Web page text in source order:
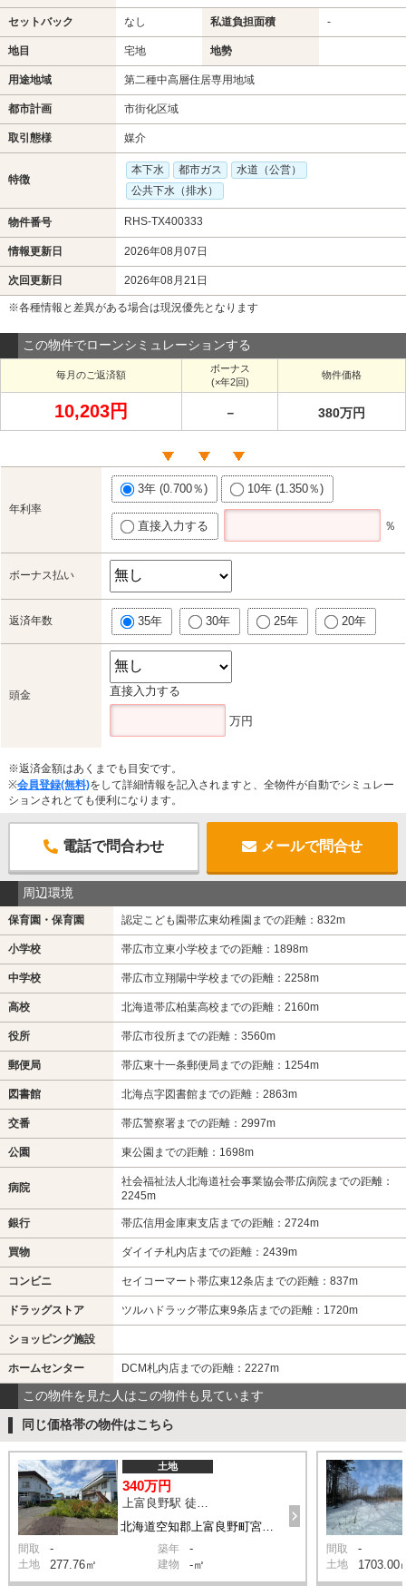
セットバック なし 私道負担面積 -
地目 宅地 地勢
用途地域 第二種中高層住居専用地域
都市計画 市街化区域
取引態様 媒介
特徴
本下水 都市ガス
水道（公営）
公共下水（排水）
物件番号 RHS-TX400333
情報更新日 2026年08月07日
次回更新日 2026年08月21日
※各種情報と差異がある場合は現況優先となります
この物件でローンシミュレーションする
毎月のご返済額
ボーナス
(×年2回)
物件価格
10,203円 － 380万円
年利率
3年 (0.700％) 10年 (1.350％)
直接入力する ％
ボーナス払い
返済年数 35年 30年 25年 20年
頭金 直接入力する
万円
※返済金額はあくまでも目安です。
※会員登録(無料)をして詳細情報を記入されますと、全物件が自動でシミュレー
ションされとても便利になります。
電話で問合わせ メールで問合せ
周辺環境
保育園・保育園 認定こども園帯広東幼稚園までの距離：832m
小学校 帯広市立東小学校までの距離：1898m
中学校 帯広市立翔陽中学校までの距離：2258m
高校 北海道帯広柏葉高校までの距離：2160m
役所 帯広市役所までの距離：3560m
郵便局 帯広東十一条郵便局までの距離：1254m
図書館 北海点字図書館までの距離：2863m
交番 帯広警察署までの距離：2997m
公園 東公園までの距離：1698m
病院
社会福祉法人北海道社会事業協会帯広病院までの距離：
2245m
銀行 帯広信用金庫東支店までの距離：2724m
買物 ダイイチ札内店までの距離：2439m
コンビニ セイコーマート帯広東12条店までの距離：837m
ドラッグストア ツルハドラッグ帯広東9条店までの距離：1720m
ショッピング施設
ホームセンター DCM札内店までの距離：2227m
この物件を見た人はこの物件も見ています
同じ価格帯の物件はこちら
土地
340万円
上富良野駅 徒歩15分
間取 - 築年 -
土地 277.76㎡ 建物 -㎡
間取 -
土地 1703.00